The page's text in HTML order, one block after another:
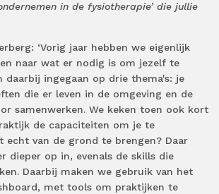
in de fysiotherapie’ die jullie
‘Vorig jaar hebben we eigenlijk
naar wat er nodig is om jezelf te
daarbij ingegaan op drie thema's: je
die er leven in de omgeving en de
samenwerken. We keken toen ook kort
de capaciteiten om je te
echt van de grond te brengen? Daar
dieper op in, evenals de skills die
Daarbij maken we gebruik van het
met tools om praktijken te